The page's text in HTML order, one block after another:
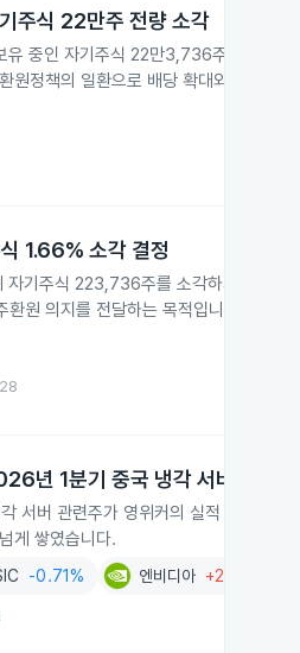
주식 22만주 전량 소각
유 중인 자기주식 22만3,736주를 모두
원정책의 일환으로 배당 확대와 함께 추
1.66% 소각 결정
자기주식 223,736주를 소각하기로 했습
원 의지를 전달하는 목적입니다.
년 1분기 중국 냉각 서버주 급락
서버 관련주가 영위커의 실적 부진으
게 쌓였습니다.
-0.71% 엔비디아 +2.27%